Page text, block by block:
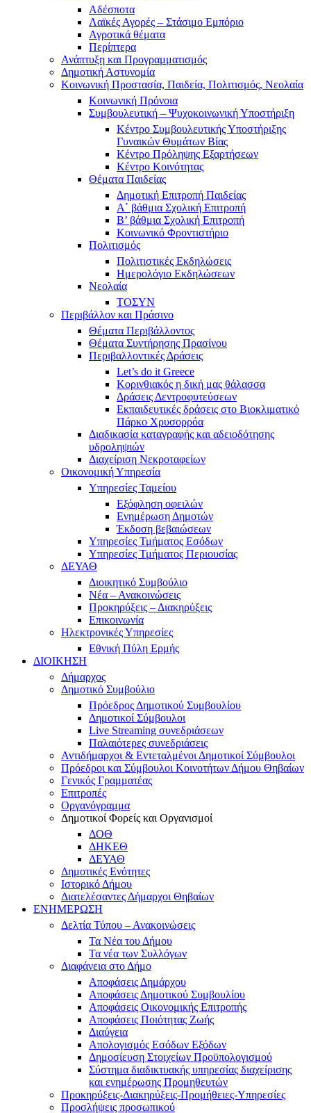
Αδέσποτα
Λαϊκές Αγορές – Στάσιμο Εμπόριο
Αγροτικά θέματα
Περίπτερα
Ανάπτυξη και Προγραμματισμός
Δημοτική Αστυνομία
Κοινωνική Προστασία, Παιδεία, Πολιτισμός, Νεολαία
Κοινωνική Πρόνοια
Συμβουλευτική – Ψυχοκοινωνική Υποστήριξη
Κέντρο Συμβουλευτικής Υποστήριξης
Γυναικών Θυμάτων Βίας
Κέντρο Πρόληψης Εξαρτήσεων
Κέντρο Κοινότητας
Θέματα Παιδείας
Δημοτική Επιτροπή Παιδείας
Α΄ βάθμια Σχολική Επιτροπή
B’ βάθμια Σχολική Επιτροπή
Κοινωνικό Φροντιστήριο
Πολιτισμός
Πολιτιστικές Εκδηλώσεις
Ημερολόγιο Εκδηλώσεων
Νεολαία
ΤΟΣΥΝ
Περιβάλλον και Πράσινο
Θέματα Περιβάλλοντος
Θέματα Συντήρησης Πρασίνου
Περιβαλλοντικές Δράσεις
Let’s do it Greece
Kορινθιακός η δική μας θάλασσα
Δράσεις Δεντροφυτεύσεων
Εκπαιδευτικές δράσεις στο Βιοκλιματικό
Πάρκο Χρυσορρόα
Διαδικασία καταγραφής και αδειοδότησης
υδροληψιών
Διαχείριση Νεκροταφείων
Οικονομική Υπηρεσία
Υπηρεσίες Ταμείου
Εξόφληση οφειλών
Ενημέρωση Δημοτών
Έκδοση βεβαιώσεων
Υπηρεσίες Τμήματος Εσόδων
Υπηρεσίες Τμήματος Περιουσίας
ΔΕΥΑΘ
Διοικητικό Συμβούλιο
Νέα – Ανακοινώσεις
Προκηρύξεις – Διακηρύξεις
Επικοινωνία
Ηλεκτρονικές Υπηρεσίες
Εθνική Πύλη Ερμής
ΔΙΟΙΚΗΣΗ
Δήμαρχος
Δημοτικό Συμβούλιο
Πρόεδρος Δημοτικού Συμβουλίου
Δημοτικοί Σύμβουλοι
Live Streaming συνεδριάσεων
Παλαιότερες συνεδριάσεις
Αντιδήμαρχοι & Εντεταλμένοι Δημοτικοί Σύμβουλοι
Πρόεδροι και Σύμβουλοι Κοινοτήτων Δήμου Θηβαίων
Γενικός Γραμματέας
Επιτροπές
Οργανόγραμμα
Δημοτικοί Φορείς και Οργανισμοί
ΔΟΘ
ΔΗΚΕΘ
ΔΕΥΑΘ
Δημοτικές Ενότητες
Ιστορικό Δήμου
Διατελέσαντες Δήμαρχοι Θηβαίων
ΕΝΗΜΕΡΩΣΗ
Δελτία Τύπου – Ανακοινώσεις
Τα Νέα του Δήμου
Τα νέα των Συλλόγων
Διαφάνεια στο Δήμο
Αποφάσεις Δημάρχου
Αποφάσεις Δημοτικού Συμβουλίου
Αποφάσεις Οικονομικής Επιτροπής
Αποφάσεις Ποιότητας Ζωής
Διαύγεια
Απολογισμός Εσόδων Εξόδων
Δημοσίευση Στοιχείων Προϋπολογισμού
Σύστημα διαδικτυακής υπηρεσίας διαχείρισης
και ενημέρωσης Προμηθευτών
Προκηρύξεις-Διακηρύξεις-Προμήθειες-Υπηρεσίες
Προσλήψεις προσωπικού